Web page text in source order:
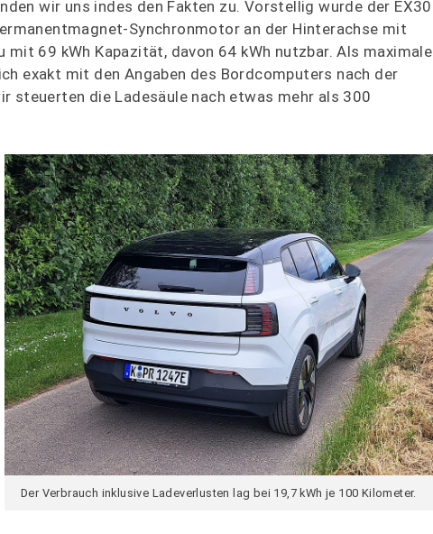
wir uns indes den Fakten zu. Vorstellig wurde der EX30
Synchronmotor an der Hinterachse mit
69 kWh Kapazität, davon 64 kWh nutzbar. Als maximale
exakt mit den Angaben des Bordcomputers nach der
steuerten die Ladesäule nach etwas mehr als 300
Der Verbrauch inklusive Ladeverlusten lag bei 19,7 kWh je 100 Kilometer.